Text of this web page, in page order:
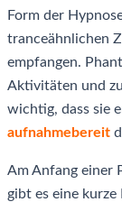
Form der
tranceähnlichen
empfangen.
Aktivitäten und
wichtig, dass sie
aufnahmebereit
Am Anfang einer
gibt es eine kurze